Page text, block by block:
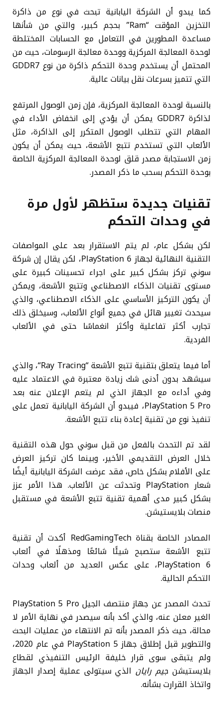
كما يبدو أن الشركة اليابانية تبحث في نوع من ذاكرة
التخزين المؤقت “Ram” بحجم كبير، والتي من شأنها
مساعدة المطورين في التعامل مع الحسابات المختلطة
لوحدة المعالجة المركزية ووحدة معالجة الرسومات، حيث من
المحتمل أن يستخدم وحدة التحكم ذاكرة من نوع GDDR7
التي تتميز بسرعات نقل بيانات عالية.
بالنسبة لوحدة المعالجة المركزية، فإن زمن الوصول المرتفع
لذاكرة GDDR7 يمكن أن يؤدي إلى انخفاض الأداء في
المهام التي تتطلب الوصول المتكرر إلى الذاكرة، مثل
الألعاب التي تستخدم تتبع الأشعة، حيث يمكن أن يكون
زمن الاستجابة مصدر قلق لوحدة المعالجة المركزية الخاصة
بوحدة التحكم بسحب ما ذكر المصدر.
تقنيات جديدة ستظهر لأول مرة
في وحدات التحكم
لكن بشكل عام، لم يتم الاستقرار بعد على المواصفات
التقنية النهائية لجهاز PlayStation 6، لكن يقال إن شركة
سوني تركز بشكل كبير على اجراء تحسينات كبيرة على
مستوى تقنيات الذكاء الاصطناعي وتتبع الأشعة، ويمكن
أن يكون التركيز الأساسي على الذكاء الاصطناعي، والذي
سيحدث تغيير هائل في جميع أنواع الألعاب، وسيخلق ذلك
تجارب أكثر تفاعلية وأكثر انغماسًا حتى في الألعاب
الفردية.
أما فيما يتعلق بتقنية تتبع الأشعة “Ray Tracing“، والذي
سيشهد بدون أدنى شك زيادة معتبرة في الاعتماد عليه
وفي أداءه مع الجهاز الذي لم يتعم الإعلان عنه بعد
PlayStation 5 Pro، فيبدو أن الشركة اليابانية تعمل على
تنفيذ نوع من تقنية إعادة بناء تتبع الأشعة.
لقد تم التحدث بالفعل من قبل سوني حول هذه التقنية
خلال العرض التقديمي الأخير، وبينما كان تركيز العرض
على الأفلام بشكل خاص، فقد عرضت الشركة اليابانية أيضًا
شعار PlayStation وتحدثت عن الألعاب. هذا الأمر عزز
بشكل كبير مدى أهمية تقنية تتبع الأشعة في مستقبل
منصات بلايستيشن.
المصادر الخاصة بقناة RedGamingTech أكدت أن تقنية
تتبع الأشعة ستصبح شيئًا شائعًا ومذهلًا في ألعاب
PlayStation 6، على عكس العديد من ألعاب وحدات
التحكم الحالية.
تحدث المصدر عن جهاز منتصف الجيل PlayStation 5 Pro
الغير معلن عنه، والذي أكد بأنه سيصدر في نهاية الأمر لا
محالة، حيث ذكر المصدر بأنه تم الانتهاء من عمليات البحث
والتطوير قبل إطلاق جهاز PlayStation 5 في عام 2020،
ولم يتبقى سوى قرار خليفة الرئيس التنفيذي لقطاع
بلايستيشن جيم رايانالذي سيتولى عملية إصدار الجهاز
واتخاذ القرارت بشأنه.